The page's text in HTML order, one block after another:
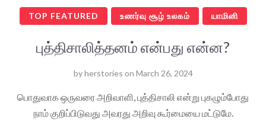
TOP FEATURED உணர்வு சூழ் உலகம் யாமினி
புத்திசாலித்தனம் என்பது என்ன?
byherstories on March 26, 2024
பொதுவாக ஒருவரை அறிவாளி, புத்திசாலி என்று புகழும்போது
நாம் குறிப்பிடுவது அவரது அறிவு கூர்மையை மட்டுமே.